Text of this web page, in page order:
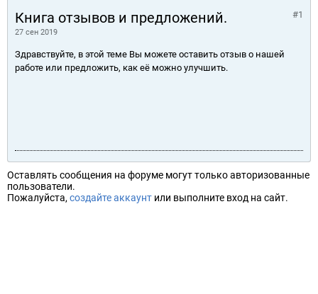
Книга отзывов и предложений.
27 сен 2019
#1
Здравствуйте, в этой теме Вы можете оставить отзыв о нашей
работе или предложить, как её можно улучшить.
Оставлять сообщения на форуме могут только авторизованные
пользователи.
Пожалуйста, создайте аккаунт или выполните вход на сайт.